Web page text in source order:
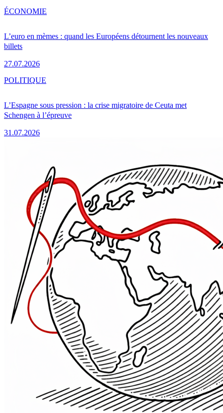
L’euro en mèmes : quand les Européens détournent les nouveaux
billets
27.07.2026
ÉCONOMIE
L’Espagne sous pression : la crise migratoire de Ceuta met
Schengen à l’épreuve
31.07.2026
POLITIQUE